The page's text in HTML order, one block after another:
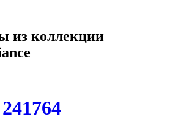
из коллекции